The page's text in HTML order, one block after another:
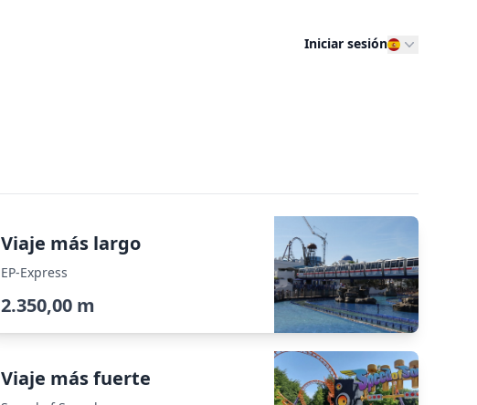
Iniciar sesión
Viaje más largo
EP-Express
2.350,00 m
Viaje más fuerte